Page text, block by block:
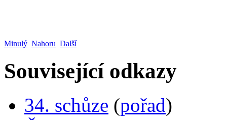
Minulý Nahoru Další
Související odkazy
34. schůze (pořad)